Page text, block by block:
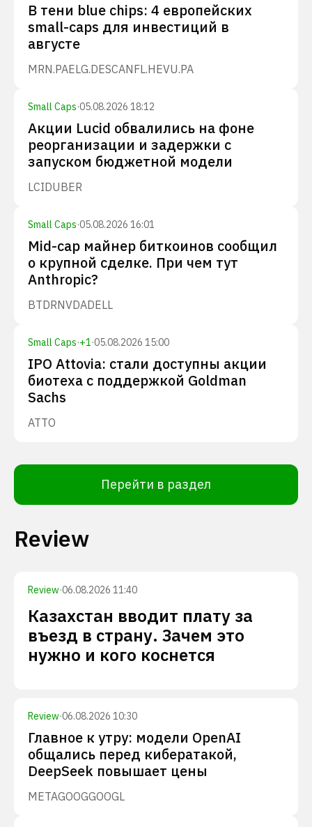
В тени blue chips: 4 европейских
small-caps для инвестиций в
августе
MRN.PAELG.DESCANFL.HEVU.PA
Small Caps·05.08.2026 18:12
Акции Lucid обвалились на фоне
реорганизации и задержки с
запуском бюджетной модели
LCIDUBER
Small Caps·05.08.2026 16:01
Mid-cap майнер биткоинов сообщил
о крупной сделке. При чем тут
Anthropic?
BTDRNVDADELL
Small Caps·+1·05.08.2026 15:00
IPO Attovia: стали доступны акции
биотеха с поддержкой Goldman
Sachs
ATTO
Перейти в раздел
Review
Review·06.08.2026 11:40
Казахстан вводит плату за
въезд в страну. Зачем это
нужно и кого коснется
Review·06.08.2026 10:30
Главное к утру: модели OpenAI
общались перед кибератакой,
DeepSeek повышает цены
METAGOOGGOOGL